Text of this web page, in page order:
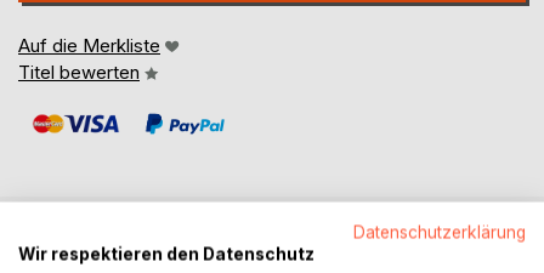
Auf die Merkliste
Titel bewerten
BESCHREIBUNG
Datenschutzerklärung
Wir respektieren den Datenschutz